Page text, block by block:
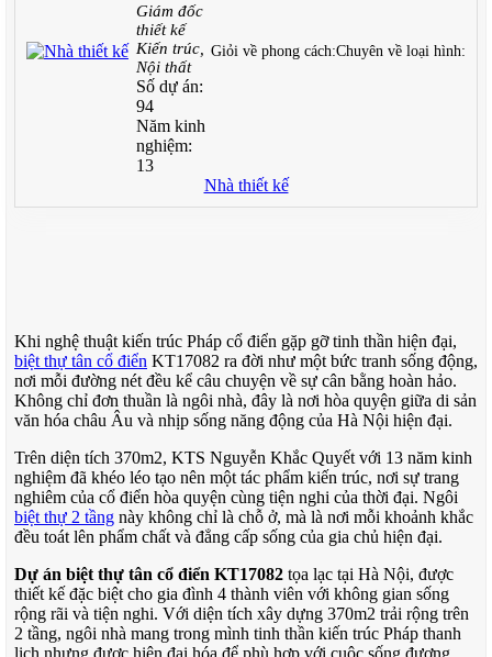
Giám đốc
thiết kế
Kiến trúc,
Nội thất
Số dự án:
94
Năm kinh
nghiệm:
13
Giỏi về phong cách:Chuyên về loại hình:
Nhà thiết kế
Khi nghệ thuật kiến trúc Pháp cổ điển gặp gỡ tinh thần hiện đại,
biệt thự tân cổ điển KT17082 ra đời như một bức tranh sống động,
nơi mỗi đường nét đều kể câu chuyện về sự cân bằng hoàn hảo.
Không chỉ đơn thuần là ngôi nhà, đây là nơi hòa quyện giữa di sản
văn hóa châu Âu và nhịp sống năng động của Hà Nội hiện đại.
Trên diện tích 370m2, KTS Nguyễn Khắc Quyết với 13 năm kinh
nghiệm đã khéo léo tạo nên một tác phẩm kiến trúc, nơi sự trang
nghiêm của cổ điển hòa quyện cùng tiện nghi của thời đại. Ngôi
biệt thự 2 tầng này không chỉ là chỗ ở, mà là nơi mỗi khoảnh khắc
đều toát lên phẩm chất và đẳng cấp sống của gia chủ hiện đại.
Dự án biệt thự tân cổ điển KT17082 tọa lạc tại Hà Nội, được
thiết kế đặc biệt cho gia đình 4 thành viên với không gian sống
rộng rãi và tiện nghi. Với diện tích xây dựng 370m2 trải rộng trên
2 tầng, ngôi nhà mang trong mình tinh thần kiến trúc Pháp thanh
lịch nhưng được hiện đại hóa để phù hợp với cuộc sống đương